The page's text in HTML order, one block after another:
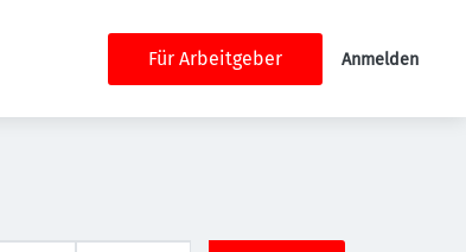
Für Arbeitgeber Anmelden